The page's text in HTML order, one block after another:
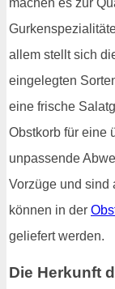
allem stellt sich
eingelegten
eine frische
Obstkorb für eine
unpassende
Vorzüge und sind
können in der
geliefert werden.
Die Herkunft